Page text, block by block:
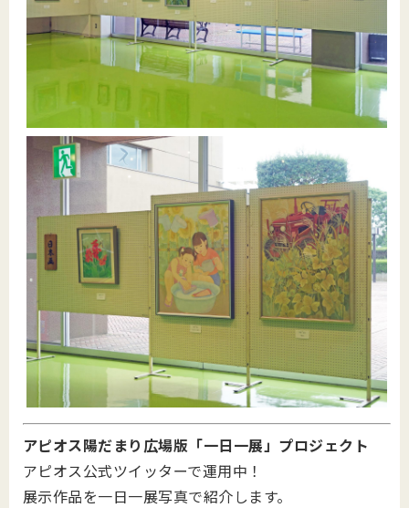
アピオス陽だまり広場版「一日一展」プロジェクト
アピオス公式ツイッターで運用中！
展示作品を一日一展写真で紹介します。